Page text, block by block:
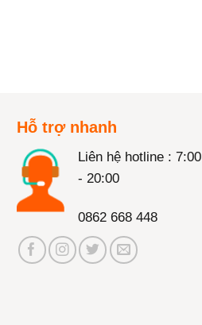
Hỗ trợ nhanh
Liên hệ hotline : 7:00
- 20:00
0862 668 448